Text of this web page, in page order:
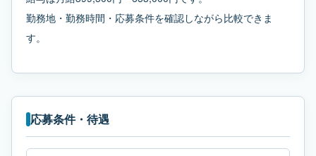
勤務地・勤務時間・応募条件を確認しながら比較できま
す。
応募条件・待遇